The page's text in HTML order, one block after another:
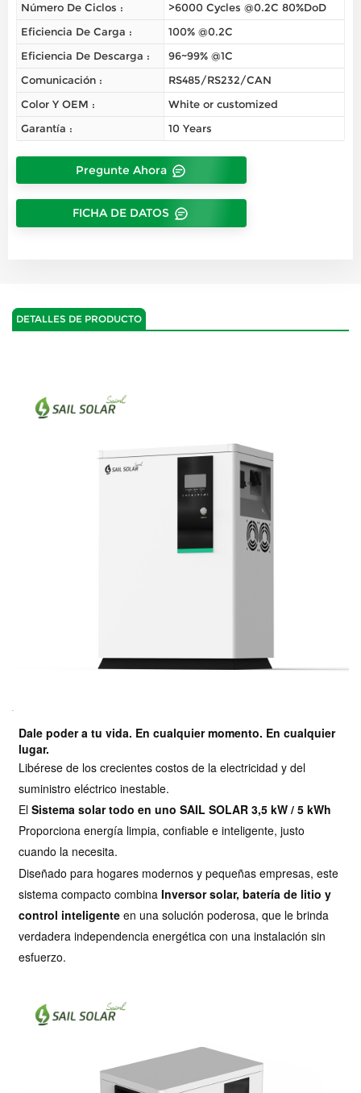
Número De Ciclos :
>6000 Cycles @0.2C 80%DoD
Eficiencia De Carga :
100% @0.2C
Eficiencia De Descarga :
96~99% @1C
Comunicación :
RS485/RS232/CAN
Color Y OEM :
White or customized
Garantía :
10 Years
Pregunte Ahora
FICHA DE DATOS
DETALLES DE PRODUCTO
Dale poder a tu vida. En cualquier momento. En cualquier
lugar.
Libérese de los crecientes costos de la electricidad y del
suministro eléctrico inestable.
ElSistema solar todo en uno SAIL SOLAR 3,5 kW / 5 kWh
Proporciona energía limpia, confiable e inteligente, justo
cuando la necesita.
Diseñado para hogares modernos y pequeñas empresas, este
sistema compacto combinaInversor solar, batería de litio y
control inteligente en una solución poderosa, que le brinda
verdadera independencia energética con una instalación sin
esfuerzo.